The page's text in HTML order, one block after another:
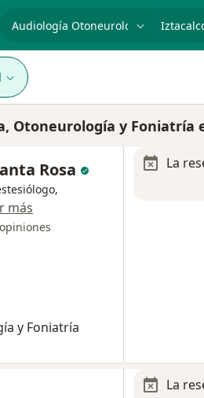
especialidad, enfermedad o
Otoneurología y Foniatría
Rosa
más
y Foniatría
La
La